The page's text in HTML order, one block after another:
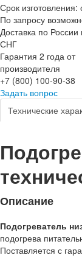
Срок
По запросу
Доставка по России
СНГ
Гарантия 2 года от
производителя
+7 (800) 100-90-38
Задать вопрос
Технические
Описание
Подогреватель
подогрева
Поставляется с